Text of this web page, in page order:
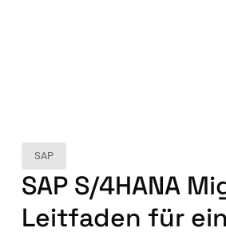
SAP
SAP S/4HANA
Leitfaden für